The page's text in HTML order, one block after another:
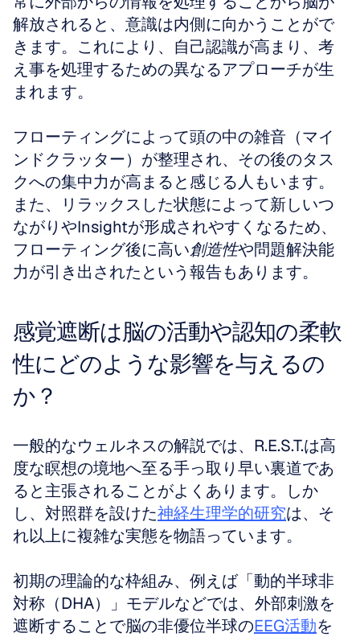
解放されると、意識は内側に向かうことがで
きます。これにより、自己認識が高まり、考
え事を処理するための異なるアプローチが生
まれます。
フローティングによって頭の中の雑音（マイ
ンドクラッター）が整理され、その後のタス
クへの集中力が高まると感じる人もいます。
また、リラックスした状態によって新しいつ
ながりやInsightが形成されやすくなるため、
フローティング後に高い創造性や問題解決能
力が引き出されたという報告もあります。
感覚遮断は脳の活動や認知の柔軟
性にどのような影響を与えるの
か？
一般的なウェルネスの解説では、R.E.S.T.は高
度な瞑想の境地へ至る手っ取り早い裏道であ
ると主張されることがよくあります。しか
し、対照群を設けた神経生理学的研究は、そ
れ以上に複雑な実態を物語っています。
初期の理論的な枠組み、例えば「動的半球非
対称（DHA）」モデルなどでは、外部刺激を
遮断することで脳の非優位半球のEEG活動を